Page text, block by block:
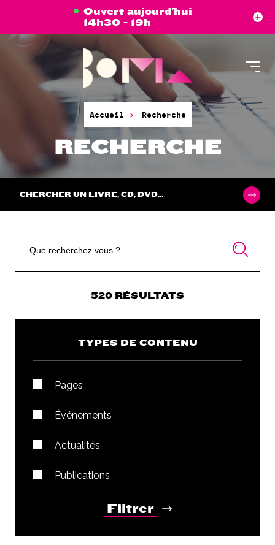
principal
Ouvert aujourd'hui
14h30 - 19h
Accueil Recherche
RECHERCHE
CHERCHER UN LIVRE, CD, DVD...
520 RÉSULTATS
TYPES DE CONTENU
Pages
Événements
Actualités
Publications
Filtrer